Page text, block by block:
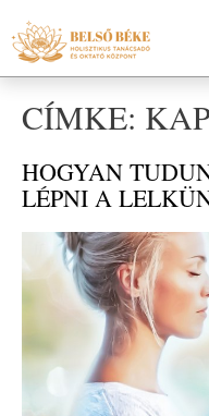
CÍMKE:
HOGYAN
LÉPNI A